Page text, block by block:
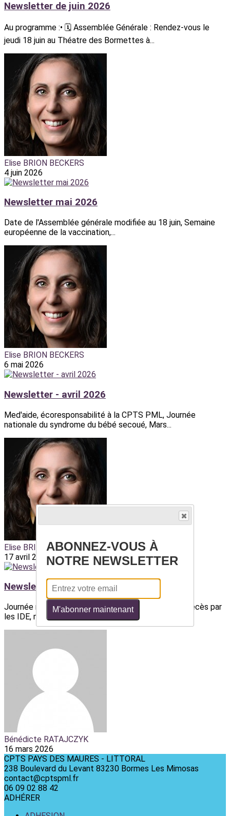
Newsletter de juin 2026
Au programme :• 🗓️ Assemblée Générale : Rendez-vous le
jeudi 18 juin au Théatre des Bormettes à...
Elise BRION BECKERS
4 juin 2026
Newsletter mai 2026
Date de l'Assemblée générale modifiée au 18 juin, Semaine
européenne de la vaccination,...
Elise BRION BECKERS
6 mai 2026
Newsletter - avril 2026
Med'aide, écoresponsabilité à la CPTS PML, Journée
nationale du syndrome du bébé secoué, Mars...
Elise BRION BECKERS
17 avril 2026
Newsletter de mars 2026
Journée mondiale de l'endométriose, certificat de décès par
les IDE, mars bleu, conférence...
Bénédicte RATAJCZYK
16 mars 2026
CPTS PAYS DES MAURES - LITTORAL
238 Boulevard du Levant 83230 Bormes Les Mimosas
contact@cptspml.fr
06 09 02 88 42
ADHÉRER
ABONNEZ-VOUS À
NOTRE NEWSLETTER
M'abonner maintenant